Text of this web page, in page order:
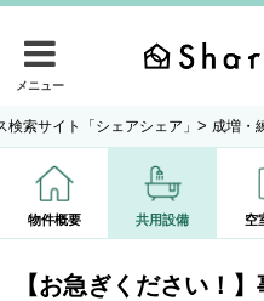
メニュー
検索サイト「シェアシェア」 > 成増・
物件概要 共用設備 空
【お急ぎください！